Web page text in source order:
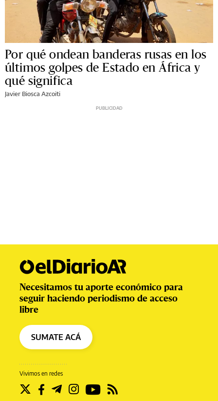
Por qué ondean banderas rusas en los
últimos golpes de Estado en África y
qué significa
Javier Biosca Azcoiti
Vivimos en redes
Necesitamos tu aporte económico para
seguir haciendo periodismo de acceso
libre
SUMATE ACÁ